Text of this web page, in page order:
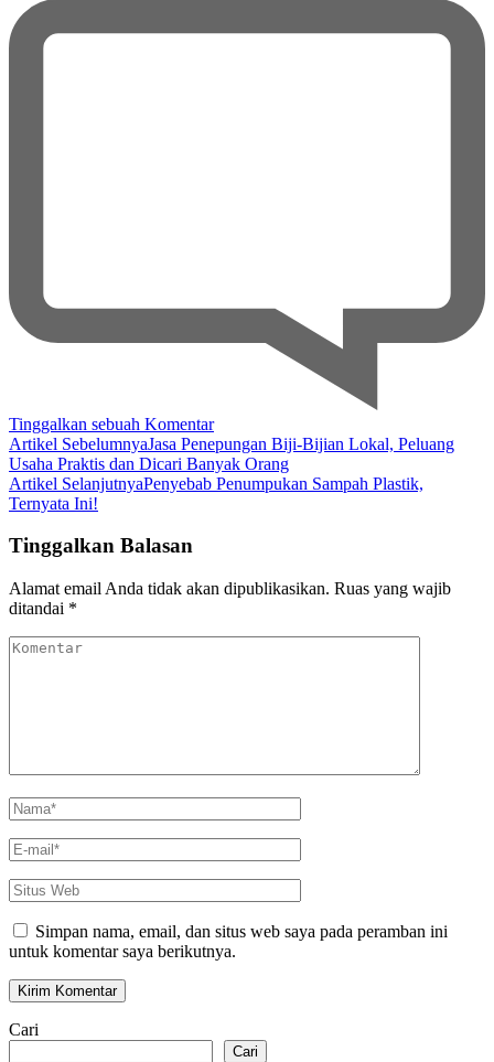
Tinggalkan sebuah Komentarpada
Keripik
Salak,
Snack
Ketagihan
Navigasi
Artikel
Artikel SebelumnyaJasa Penepungan Biji-Bijian Lokal, Peluang
Usaha Praktis dan Dicari Banyak Orang
Artikel SelanjutnyaPenyebab Penumpukan Sampah Plastik,
Ternyata Ini!
Tinggalkan Balasan
Alamat email Anda tidak akan dipublikasikan. Ruas yang wajib
ditandai *
Komentar
Nama*
E-
mail*
Situs
Web
Simpan nama, email, dan situs web saya pada peramban ini
untuk komentar saya berikutnya.
Cari
Cari